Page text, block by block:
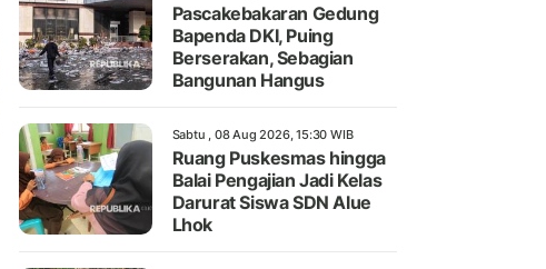
Pascakebakaran Gedung
Bapenda DKI, Puing
Berserakan, Sebagian
Bangunan Hangus
Sabtu , 08 Aug 2026, 15:30 WIB
Ruang Puskesmas hingga
Balai Pengajian Jadi Kelas
Darurat Siswa SDN Alue
Lhok